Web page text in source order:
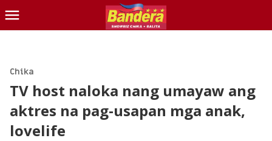
BALITA
BLIND ITEM
LOTTO
Chika
TV host naloka nang umayaw ang
aktres na pag-usapan mga anak,
lovelife